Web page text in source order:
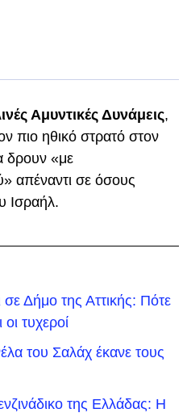
Αμυντικές Δυνάμεις,
πιο ηθικό στρατό στον
δρουν «με
απέναντι σε όσους
Ισραήλ.
σε Δήμο της Αττικής: Πότε
οι τυχεροί
του Σαλάχ έκανε τους
της Ελλάδας: Η